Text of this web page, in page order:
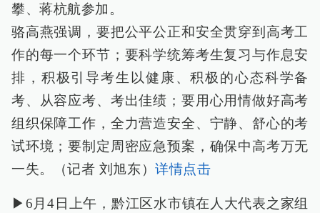
攀、蒋杭航参加。
骆高燕强调，要把公平公正和安全贯穿到高考工
作的每一个环节；要科学统筹考生复习与作息安
排，积极引导考生以健康、积极的心态科学备
考、从容应考、考出佳绩；要用心用情做好高考
组织保障工作，全力营造安全、宁静、舒心的考
试环境；要制定周密应急预案，确保中高考万无
一失。（记者 刘旭东）详情点击
▶6月4日上午，黔江区水市镇在人大代表之家组